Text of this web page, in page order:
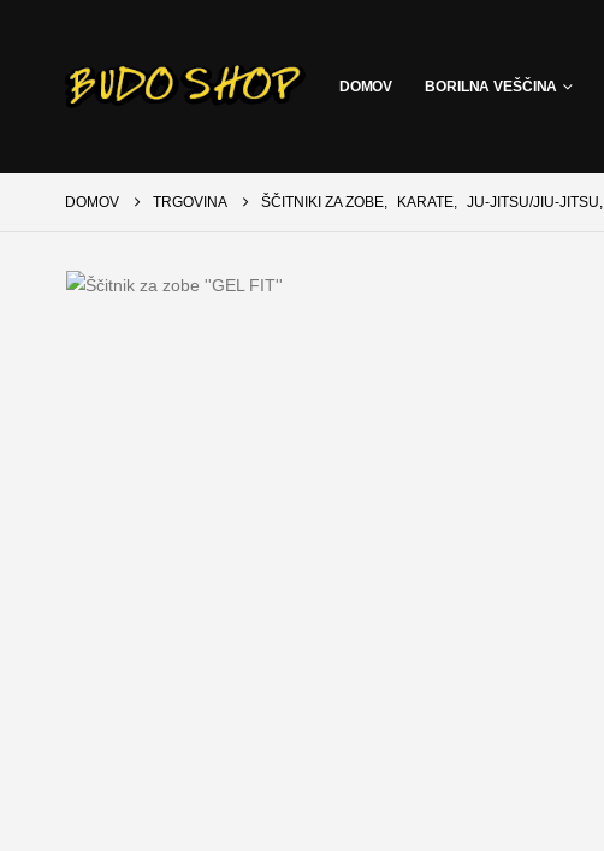
DOMOV BORILNA VEŠČINA
DOMOV TRGOVINA ŠČITNIKI ZA ZOBE, KARATE, JU-JITSU/JIU-JITSU,